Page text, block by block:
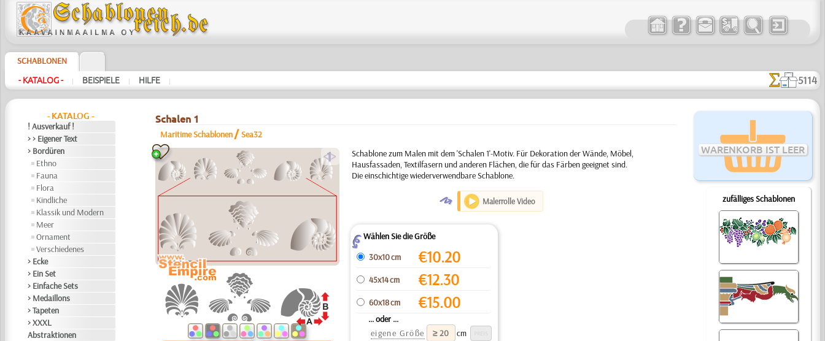
SCHABLONEN
- KATALOG - | BEISPIELE | HILFE | 5114
- KATALOG -
! Ausverkauf !
> > Eigener Text
> Bordüren
Ethno
Fauna
Flora
Kindliche
Klassik und Modern
Meer
Ornament
Verschiedenes
> Ecke
> Ein Set
> Einfache Sets
> Medaillons
> Tapeten
> XXXL
Abstraktionen
WARENKORB IST LEER
zufälliges Schablonen
Schalen 1
Maritime Schablonen /Sea32
a
Schablone zum Malen mit dem 'Schalen 1'-Motiv. Für Dekoration der Wände, Möbel,
Hausfassaden, Textilfasern und anderen Flächen, die für das Färben geeignet sind.
Die einschichtige wiederverwendbare Schablone.
O Malerrolle Video
ZWählen Sie die Größe
30x10 cm
€10.20
45x14 cm €12.30
60x18 cm €15.00
... oder ...
eigene Größe
cm